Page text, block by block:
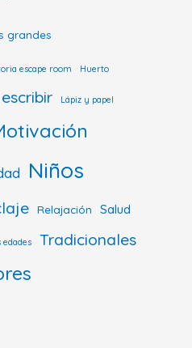
grandes
escape room Huerto
Lápiz y papel
Niños
Relajación Salud
edades Tradicionales